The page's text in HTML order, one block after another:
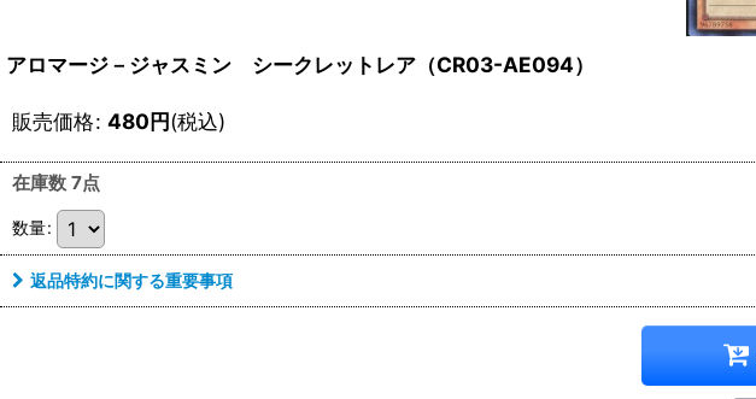
アロマージ－ジャスミン シークレットレア（CR03-AE094）
販売価格: 480円(税込)
在庫数 7点
数量:
返品特約に関する重要事項